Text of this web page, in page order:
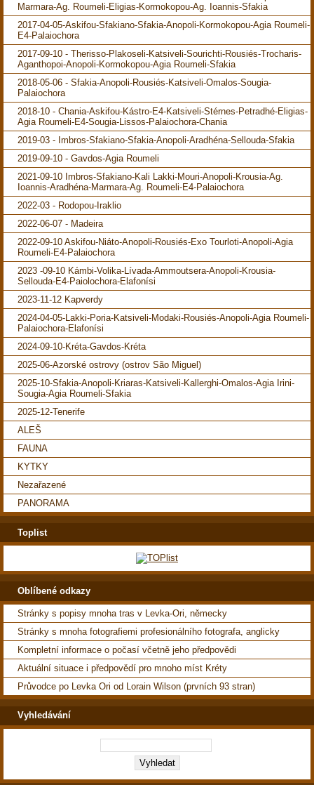
Marmara-Ag. Roumeli-Eligias-Kormokopou-Ag. Ioannis-Sfakia
2017-04-05-Askifou-Sfakiano-Sfakia-Anopoli-Kormokopou-Agia Roumeli-
E4-Palaiochora
2017-09-10 - Therisso-Plakoseli-Katsiveli-Sourichti-Rousiés-Trocharis-
Aganthopoi-Anopoli-Kormokopou-Agia Roumeli-Sfakia
2018-05-06 - Sfakia-Anopoli-Rousiés-Katsiveli-Omalos-Sougia-
Palaiochora
2018-10 - Chania-Askifou-Kástro-E4-Katsiveli-Stérnes-Petradhé-Eligias-
Agia Roumeli-E4-Sougia-Lissos-Palaiochora-Chania
2019-03 - Imbros-Sfakiano-Sfakia-Anopoli-Aradhéna-Sellouda-Sfakia
2019-09-10 - Gavdos-Agia Roumeli
2021-09-10 Imbros-Sfakiano-Kali Lakki-Mouri-Anopoli-Krousia-Ag.
Ioannis-Aradhéna-Marmara-Ag. Roumeli-E4-Palaiochora
2022-03 - Rodopou-Iraklio
2022-06-07 - Madeira
2022-09-10 Askifou-Niáto-Anopoli-Rousiés-Exo Tourloti-Anopoli-Agia
Roumeli-E4-Palaiochora
2023 -09-10 Kámbi-Volika-Lívada-Ammoutsera-Anopoli-Krousia-
Sellouda-E4-Paiolochora-Elafonísi
2023-11-12 Kapverdy
2024-04-05-Lakki-Poria-Katsiveli-Modaki-Rousiés-Anopoli-Agia Roumeli-
Palaiochora-Elafonísi
2024-09-10-Kréta-Gavdos-Kréta
2025-06-Azorské ostrovy (ostrov São Miguel)
2025-10-Sfakia-Anopoli-Kriaras-Katsiveli-Kallerghi-Omalos-Agia Irini-
Sougia-Agia Roumeli-Sfakia
2025-12-Tenerife
ALEŠ
FAUNA
KYTKY
Nezařazené
PANORAMA
Toplist
Oblíbené odkazy
Stránky s popisy mnoha tras v Levka-Ori, německy
Stránky s mnoha fotografiemi profesionálního fotografa, anglicky
Kompletní informace o počasí včetně jeho předpovědi
Aktuální situace i předpovědí pro mnoho míst Kréty
Průvodce po Levka Ori od Lorain Wilson (prvních 93 stran)
Vyhledávání